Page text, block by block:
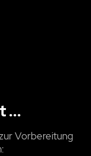
...
Vorbereitung